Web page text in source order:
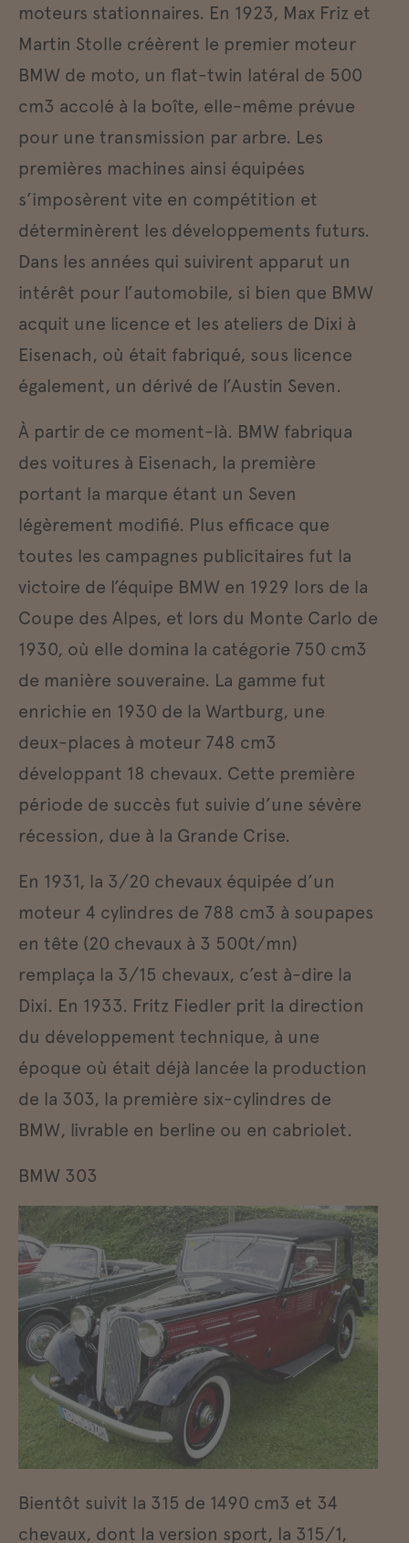
moteurs stationnaires. En 1923, Max Friz et
Martin Stolle créèrent le premier moteur
BMW de moto, un flat-twin latéral de 500
cm3 accolé à la boîte, elle-même prévue
pour une transmission par arbre. Les
premières machines ainsi équipées
s’imposèrent vite en compétition et
déterminèrent les développements futurs.
Dans les années qui suivirent apparut un
intérêt pour l’automobile, si bien que BMW
acquit une licence et les ateliers de Dixi à
Eisenach, où était fabriqué, sous licence
également, un dérivé de l’Austin Seven.
À partir de ce moment-là. BMW fabriqua
des voitures à Eisenach, la première
portant la marque étant un Seven
légèrement modifié. Plus efficace que
toutes les campagnes publicitaires fut la
victoire de l’équipe BMW en 1929 lors de la
Coupe des Alpes, et lors du Monte Carlo de
1930, où elle domina la catégorie 750 cm3
de manière souveraine. La gamme fut
enrichie en 1930 de la Wartburg, une
deux-places à moteur 748 cm3
développant 18 chevaux. Cette première
période de succès fut suivie d’une sévère
récession, due à la Grande Crise.
En 1931, la 3/20 chevaux équipée d’un
moteur 4 cylindres de 788 cm3 à soupapes
en tête (20 chevaux à 3 500t/mn)
remplaça la 3/15 chevaux, c’est à-dire la
Dixi. En 1933. Fritz Fiedler prit la direction
du développement technique, à une
époque où était déjà lancée la production
de la 303, la première six-cylindres de
BMW, livrable en berline ou en cabriolet.
BMW 303
Bientôt suivit la 315 de 1490 cm3 et 34
chevaux, dont la version sport, la 315/1,